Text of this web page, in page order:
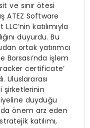
ve sınır ötesi
ATEZ Software
katılımıyla
duyurdu. Bu
ortak yatırımcı
Borsası’nda işlem
certificate’
Uluslararası
şirketlerinin
duyduğu
da önem arz eden
katılımı,